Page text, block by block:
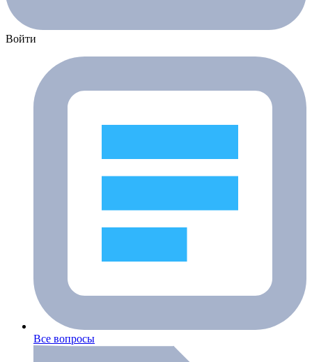
Войти
Все вопросы